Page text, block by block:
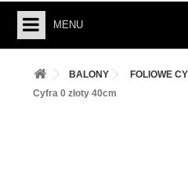
MENU
PIECZENIE
BALONY FOLIOWE
Cyfra 0 złoty 40cm